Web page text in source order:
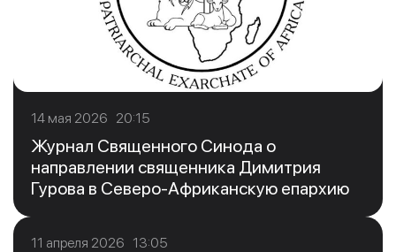
14 мая 2026 20:15
Журнал Священного Синода о
направлении священника Димитрия
Гурова в Северо-Африканскую епархию
11 апреля 2026 13:05